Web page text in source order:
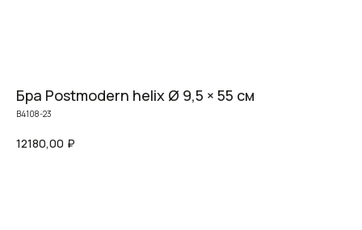
Бра Postmodern helix Ø 9,5 × 55 см
B4108-23
12180,00 ₽